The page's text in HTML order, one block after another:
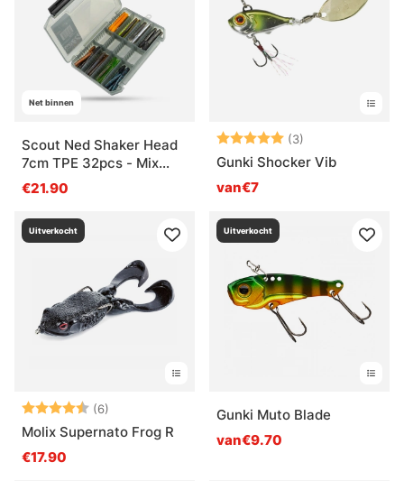
Net binnen
Scout Ned Shaker Head
7cm TPE 32pcs - Mix
Pack
€21.90
Beoordeling:
(3)
Gunki Shocker Vib
van€7
Uitverkocht
Beoordeling:
(6)
Molix Supernato Frog R
€17.90
Uitverkocht
Gunki Muto Blade
van€9.70